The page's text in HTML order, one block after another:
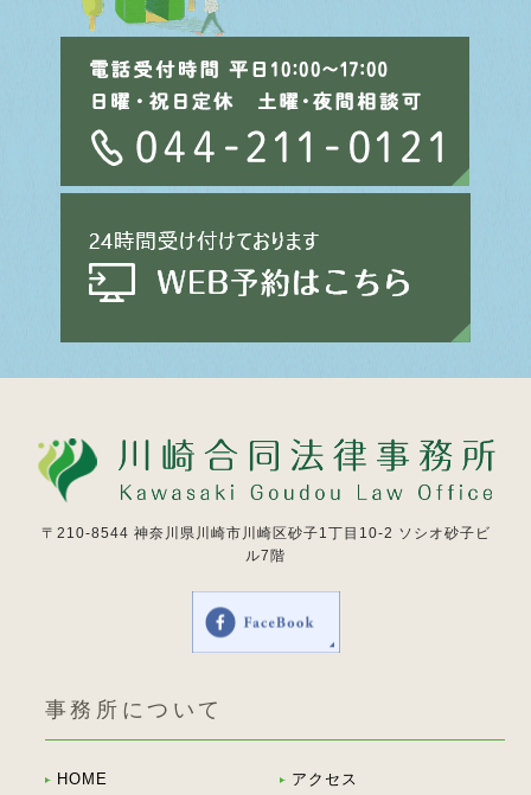
〒210-8544 神奈川県川崎市川崎区砂子1丁目10-2 ソシオ砂子ビ
ル7階
事務所について
HOME
アクセス